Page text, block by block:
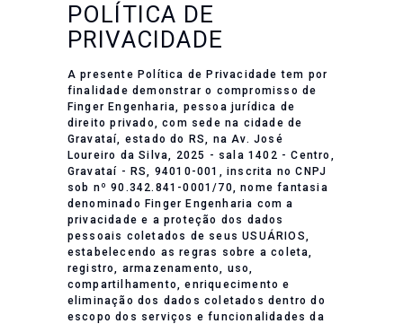
POLÍTICA DE
PRIVACIDADE
A presente Política de Privacidade tem por
finalidade demonstrar o compromisso de
Finger Engenharia, pessoa jurídica de
direito privado, com sede na cidade de
Gravataí, estado do RS, na Av. José
Loureiro da Silva, 2025 - sala 1402 - Centro,
Gravataí - RS, 94010-001, inscrita no CNPJ
sob nº 90.342.841-0001/70, nome fantasia
denominado Finger Engenharia com a
privacidade e a proteção dos dados
pessoais coletados de seus USUÁRIOS,
estabelecendo as regras sobre a coleta,
registro, armazenamento, uso,
compartilhamento, enriquecimento e
eliminação dos dados coletados dentro do
escopo dos serviços e funcionalidades da